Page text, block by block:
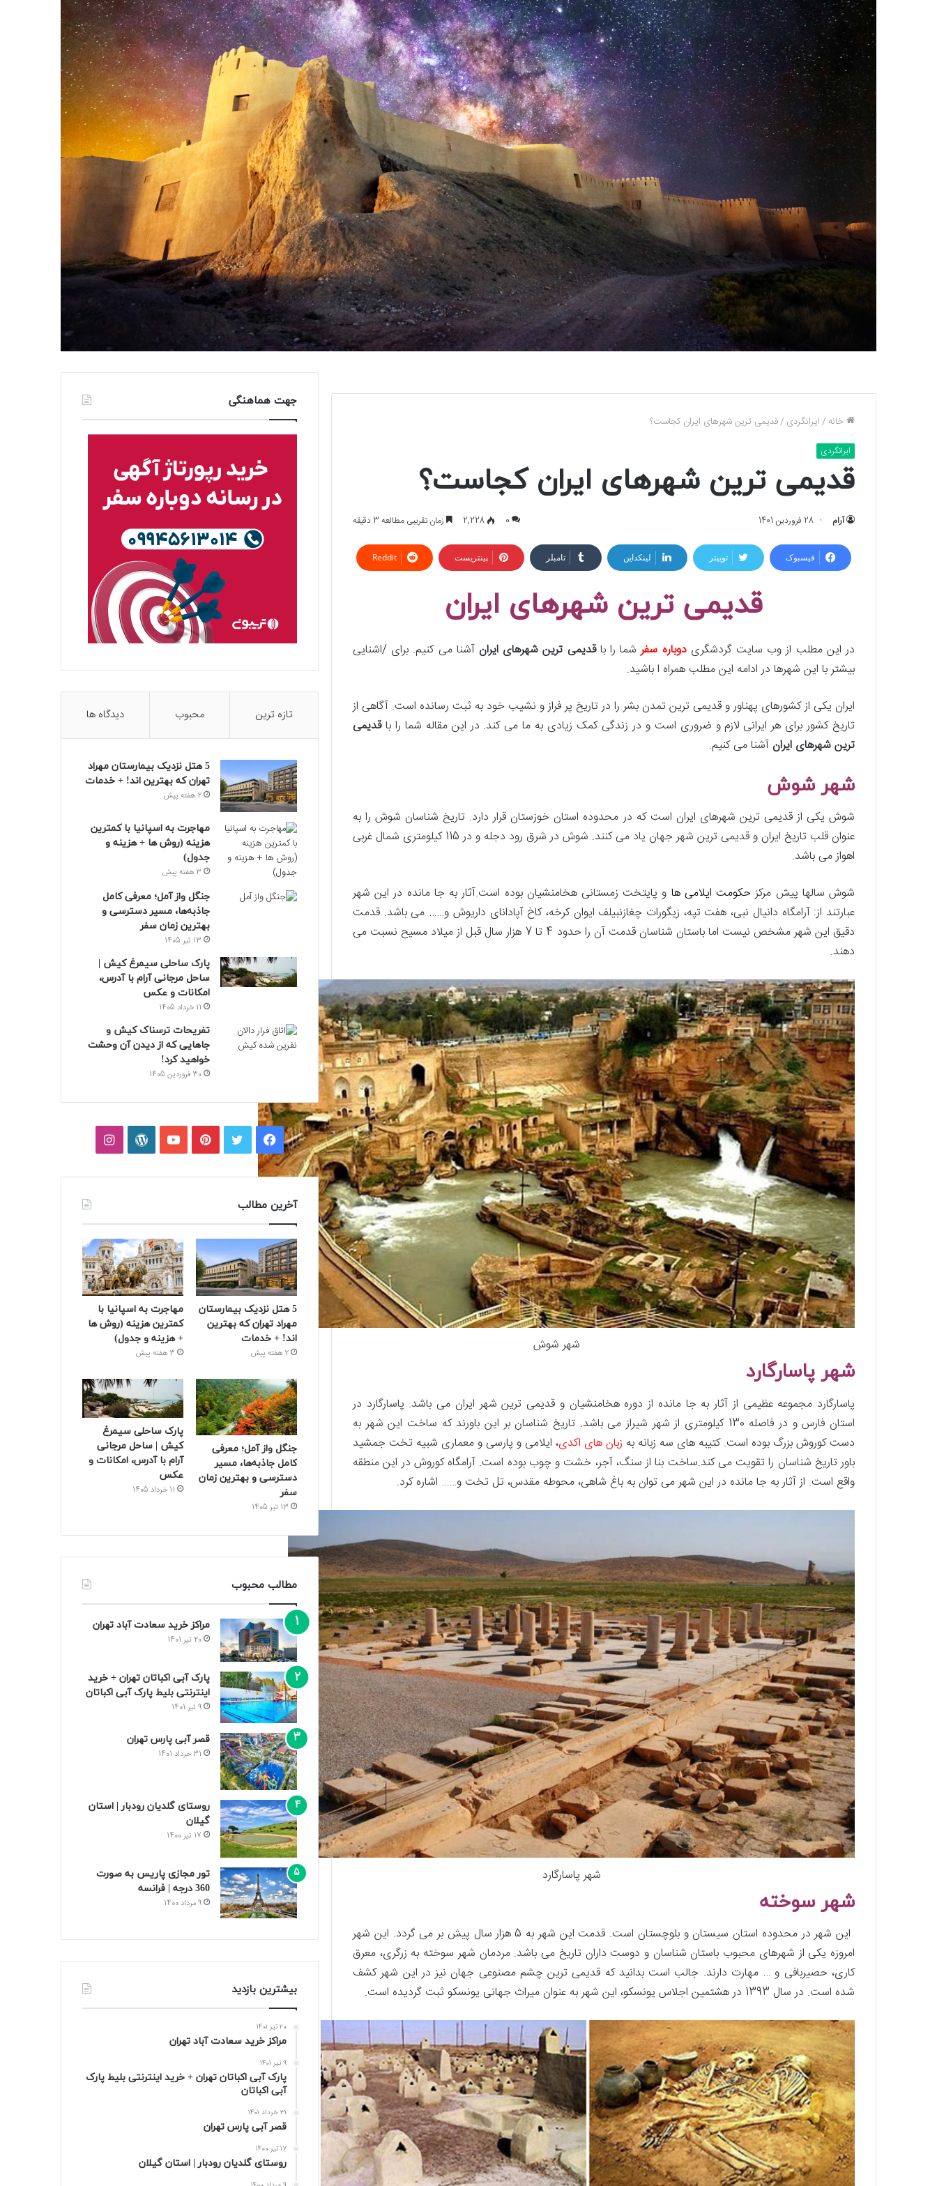
خانه /ایرانگردی /قدیمی ترین شهرهای ایران کجاست؟
ایرانگردی
قدیمی ترین شهرهای ایران کجاست؟
آرام 28 فروردین 1401 0
2,228 زمان تقریبی مطالعه 3 دقیقه
فیسبوک توییتر لینکداین تامبلر پینتریست Reddit
قدیمی ترین شهرهای ایران
در این مطلب از وب سایت گردشگری دوباره سفرشما را باقدیمی ترین شهرهای ایران آشنا می کنیم. برای /اشنایی
بیشتر با این شهرها در ادامه این مطلب همراه ا باشید.
ایران یکی از کشورهای پهناور و قدیمی ترین تمدن بشر را در تاریخ پر فراز و نشیب خود به ثبت رسانده است. آگاهی از
تاریخ کشور برای هر ایرانی لازم و ضروری است و در زندگی کمک زیادی به ما می کند. در این مقاله شما را باقدیمی
ترین شهرهای ایران آشنا می کنیم.
شهر شوش
شوش یکی از قدیمی ترین شهرهای ایران است که در محدوده استان خوزستان قرار دارد. تاریخ شناسان شوش را به
عنوان قلب تاریخ ایران و قدیمی ترین شهر جهان یاد می کنند. شوش در شرق رود دجله و در 115 کیلومتری شمال غربی
اهواز می باشد.
شوش سالها پیش مرکز حکومت ایلامی ها و پایتخت زمستانی هخامنشیان بوده است.آثار به جا مانده در این شهر
عبارتند از: آرامگاه دانیال نبی، هفت تپه، زیگورات چغازنبیلف ایوان کرخه، کاخ آپادانای داریوش و…… می باشد. قدمت
دقیق این شهر مشخص نیست اما باستان شناسان قدمت آن را حدود 4 تا 7 هزار سال قبل از میلاد مسیح نسبت می
دهند.
شهر شوش
شهر پاسارگارد
پاسارگارد مجموعه عظیمی از آثار به جا مانده از دوره هخامنشیان و قدیمی ترین شهر ایران می باشد. پاسارگارد در
استان فارس و در فاصله 130 کیلومتری از شهر شیراز می باشد. تاریخ شناسان بر این باورند که ساخت این شهر به
دست کوروش بزرگ بوده است. کتیبه های سه زبانه به زبان های اکدی، ایلامی و پارسی و معماری شبیه تخت جمشید
باور تاریخ شناسان را تقویت می کند.ساخت بنا از سنگ، آجر، خشت و چوب بوده است. آرامگاه کوروش در این منطقه
واقع است. از آثار به جا مانده در این شهر می توان به باغ شاهی، محوطه مقدس، تل تخت و…… اشاره کرد.
شهر پاسارگارد
شهر سوخته
این شهر در محدوده استان سیستان و بلوچستان است. قدمت این شهر به 5 هزار سال پیش بر می گردد. این شهر
امروزه یکی از شهرهای محبوب باستان شناسان و دوست داران تاریخ می باشد. مردمان شهر سوخته به زرگری، معرق
کاری، حصیربافی و … مهارت دارند. جالب است بدانید که قدیمی ترین چشم مصنوعی جهان نیز در این شهر کشف
شده است. در سال 1393 در هشتمین اجلاس یونسکو، این شهر به عنوان میراث جهانی یونسکو ثبت گردیده است.
جهت هماهنگی
تازه ترین محبوب دیدگاه ها
5 هتل نزدیک بیمارستان مهراد
تهران که بهترین‌ اند! + خدمات
2 هفته پیش
مهاجرت به اسپانیا با کمترین
هزینه (روش ها + هزینه و
جدول)
3 هفته پیش
جنگل واز آمل؛ معرفی کامل
جاذبه‌ها، مسیر دسترسی و
بهترین زمان سفر
13 تیر 1405
پارک ساحلی سیمرغ کیش |
ساحل مرجانی آرام با آدرس،
امکانات و عکس
11 خرداد 1405
تفریحات ترسناک کیش و
جاهایی که از دیدن آن وحشت
خواهید کرد!
30 فروردین 1405
فیسبوکتوییترپینتریستیوتیوبوردپرساینستاگرام
آخرین مطالب
5 هتل نزدیک بیمارستان
مهراد تهران که بهترین‌
اند! + خدمات
2 هفته پیش
مهاجرت به اسپانیا با
کمترین هزینه (روش ها
+ هزینه و جدول)
3 هفته پیش
جنگل واز آمل؛ معرفی
کامل جاذبه‌ها، مسیر
دسترسی و بهترین زمان
سفر
13 تیر 1405
پارک ساحلی سیمرغ
کیش | ساحل مرجانی
آرام با آدرس، امکانات و
عکس
11 خرداد 1405
مطالب محبوب
مراکز خرید سعادت‌ آباد تهران
20 تیر 1401
پارک آبی اکباتان تهران + خرید
اینترنتی بلیط پارک آبی اکباتان
9 تیر 1401
قصر آبی پارس تهران
31 خرداد 1401
روستای گلدیان رودبار | استان
گیلان
17 تیر 1400
تور مجازی پاریس به صورت
360 درجه | فرانسه
9 مرداد 1400
بیشترین بازدید
20 تیر 1401
مراکز خرید سعادت‌ آباد تهران
9 تیر 1401
پارک آبی اکباتان تهران + خرید اینترنتی بلیط پارک
آبی اکباتان
31 خرداد 1401
قصر آبی پارس تهران
17 تیر 1400
روستای گلدیان رودبار | استان گیلان